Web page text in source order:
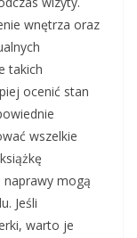
wnętrza oraz
takich
ocenić stan
wszelkie
naprawy mogą
Jeśli
warto je